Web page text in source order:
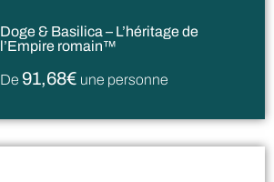
Doge & Basilica – L’héritage de
l’Empire romain™
De 91,68€ une personne